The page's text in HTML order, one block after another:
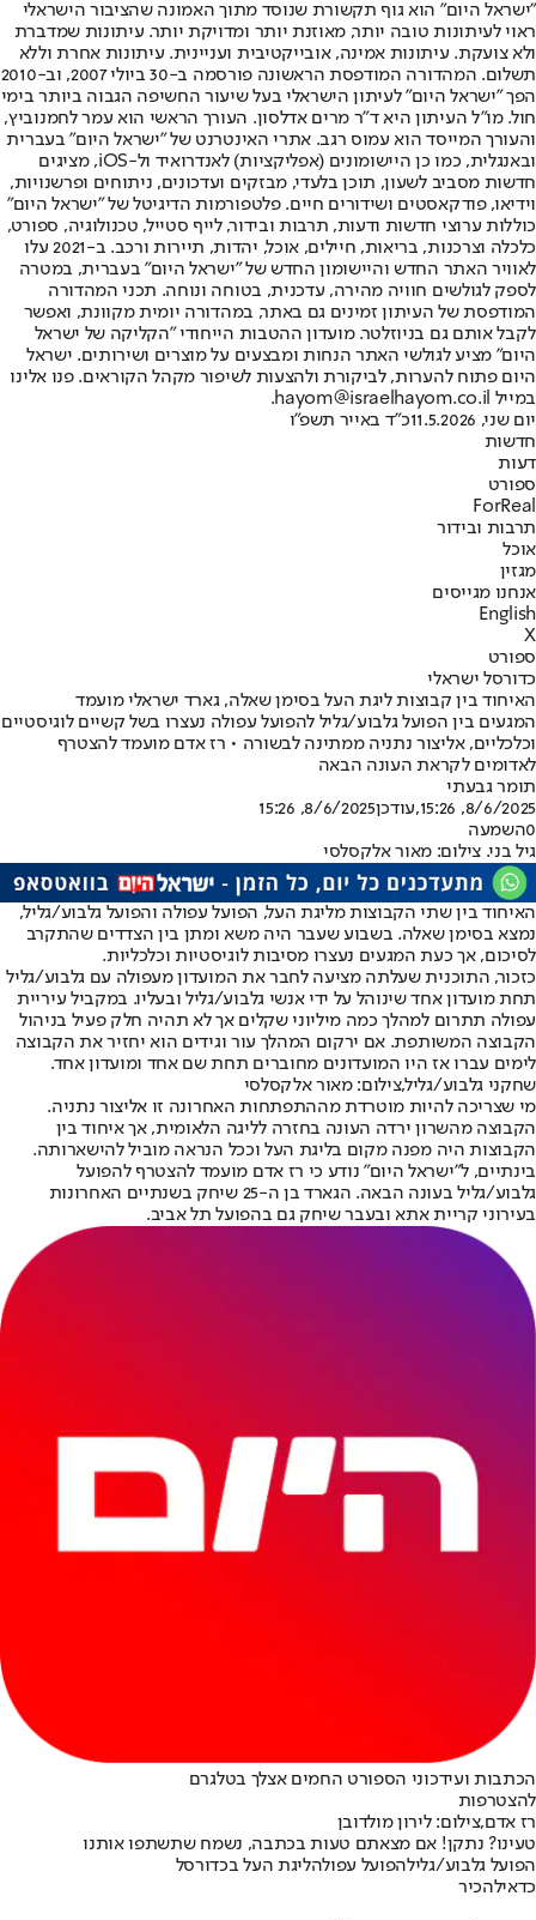
"ישראל היום" הוא גוף תקשורת שנוסד מתוך האמונה שהציבור הישראלי
ראוי לעיתונות טובה יותר, מאוזנת יותר ומדויקת יותר. עיתונות שמדברת
ולא צועקת. עיתונות אמינה, אובייקטיבית ועניינית. עיתונות אחרת וללא
תשלום. המהדורה המודפסת הראשונה פורסמה ב-30 ביולי 2007, וב-2010
הפך "ישראל היום" לעיתון הישראלי בעל שיעור החשיפה הגבוה ביותר בימי
חול. מו"ל העיתון היא ד"ר מרים אדלסון. העורך הראשי הוא עמר לחמנוביץ,
והעורך המייסד הוא עמוס רגב. אתרי האינטרנט של "ישראל היום" בעברית
ובאנגלית, כמו כן היישומונים (אפליקציות) לאנדרואיד ול-iOS, מציגים
חדשות מסביב לשעון, תוכן בלעדי, מבזקים ועדכונים, ניתוחים ופרשנויות,
וידיאו, פודקאסטים ושידורים חיים. פלטפורמות הדיגיטל של "ישראל היום"
כוללות ערוצי חדשות ודעות, תרבות ובידור, לייף סטייל, טכנולוגיה, ספורט,
כלכלה וצרכנות, בריאות, חיילים, אוכל, יהדות, תיירות ורכב. ב-2021 עלו
לאוויר האתר החדש והיישומון החדש של "ישראל היום" בעברית, במטרה
לספק לגולשים חוויה מהירה, עדכנית, בטוחה ונוחה. תכני המהדורה
המודפסת של העיתון זמינים גם באתר, במהדורה יומית מקוונת, ואפשר
לקבל אותם גם בניוזלטר. מועדון ההטבות הייחודי "הקליקה של ישראל
היום" מציע לגולשי האתר הנחות ומבצעים על מוצרים ושירותים. ישראל
היום פתוח להערות, לביקורת ולהצעות לשיפור מקהל הקוראים. פנו אלינו
במייל hayom@israelhayom.co.il.
יום שני, 11.5.2026
כ"ד באייר תשפ"ו
חדשות
דעות
ספורט
ForReal
תרבות ובידור
אוכל
מגזין
אנחנו מגייסים
English
X
ספורט
כדורסל ישראלי
האיחוד בין קבוצות ליגת העל בסימן שאלה, גארד ישראלי מועמד
המגעים בין הפועל גלבוע/גליל להפועל עפולה נעצרו בשל קשיים לוגיסטיים
וכלכליים, אליצור נתניה ממתינה לבשורה • רז אדם מועמד להצטרף
לאדומים לקראת העונה הבאה
תומר גבעתי
8/6/2025, 15:26
,עודכן8/6/2025, 15:26
0השמעה
גיל בני. צילום: מאור אלקסלסי
האיחוד בין שתי הקבוצות מליגת העל, הפועל עפולה והפועל גלבוע/גליל,
נמצא בסימן שאלה. בשבוע שעבר היה משא ומתן בין הצדדים שהתקרב
לסיכום, אך כעת המגעים נעצרו מסיבות לוגיסטיות וכלכליות.
כזכור, התוכנית שעלתה מציעה לחבר את המועדון מעפולה עם גלבוע/גליל
תחת מועדון אחד שינוהל על ידי אנשי גלבוע/גליל ובעליו. במקביל עיריית
עפולה תתרום למהלך כמה מיליוני שקלים אך לא תהיה חלק פעיל בניהול
הקבוצה המשותפת. אם ירקום המהלך עור וגידים הוא יחזיר את הקבוצה
לימים עברו אז היו המועדונים מחוברים תחת שם אחד ומועדון אחד.
שחקני גלבוע/גליל,צילום: מאור אלקסלסי
מי שצריכה להיות מוטרדת מההתפתחות האחרונה זו אליצור נתניה.
הקבוצה מהשרון ירדה העונה בחזרה לליגה הלאומית, אך איחוד בין
הקבוצות היה מפנה מקום בליגת העל וככל הנראה מוביל להישארותה.
בינתיים, ל"ישראל היום" נודע כי רז אדם מועמד להצטרף להפועל
גלבוע/גליל בעונה הבאה. הגארד בן ה-25 שיחק בשנתיים האחרונות
בעירוני קריית אתא ובעבר שיחק גם בהפועל תל אביב.
הכתבות ועידכוני הספורט החמים אצלך בטלגרם
להצטרפות
רז אדם,צילום: לירון מולדובן
טעינו? נתקן! אם מצאתם טעות בכתבה, נשמח שתשתפו אותנו
הפועל גלבוע/גלילהפועל עפולהליגת העל בכדורסל
כדאילהכיר